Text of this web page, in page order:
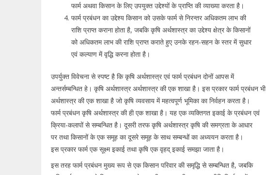
फार्म अथवा किसान के लिए उपयुक्त उद्देश्यों के प्राप्ति की व्याख्या करता है।
फार्म प्रबंधन का उद्देश्य किसान को उसके फार्म से निरन्तर अधिकतम लाभ की
राशि प्राप्त कराना होता है, जबकि कृषि अर्थशास्त्र का उद्देश्य क्षेत्र के किसानों
को अधिकतम लाभ की राशि प्राप्त कराते हुए उनके रहन-सहन के स्तर में सुधार
एवं कल्याण में वृद्धि करना होता है।
उपर्युक्त विवेचना से स्पष्ट है कि कृषि अर्थशास्त्र एवं फार्म प्रबंधन दोनों आपस में
अन्तर्सम्बन्धित हे। कृषि अर्थशास्त्र अर्थशास्त्र की एक शाखा है। इस प्रकार फार्म प्रबंधन भी
अर्थशास्त्र की एक शाखा है जो कृषि व्यवसाय में महत्वपूर्ण भूमिका का निर्वहन करता है।
फार्म प्रबंधन कृषि अर्थशास्त्र की ही एक शाखा है। यह एक व्यक्तिगत इकाई के प्रबंधन एवं
क्रिया-कलापों से सम्बन्धित है। दूसरी तरफ कृषि अर्थशास्त्र कृषि की समग्रता के आधार
पर तथा किसानों के एक समूह का दूसरे समूह के साथ सम्बन्धों का अध्ययन करता है।
इस प्रकार फार्म एक सूक्ष्म इकाई तथा कृषि एक वृहद् इकाई समझा जाता है।
इस तरह फार्म प्रबंधन मुख्य रूप से एक किसान परिवार की समृद्धि से सम्बन्धित है, जबकि